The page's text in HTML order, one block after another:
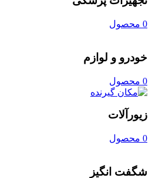
0 محصول
خودرو و لوازم
0 محصول
زیورآلات
0 محصول
شگفت انگیز